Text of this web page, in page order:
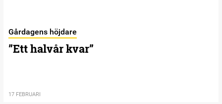
Gårdagens höjdare
”Ett halvår kvar”
17 FEBRUARI